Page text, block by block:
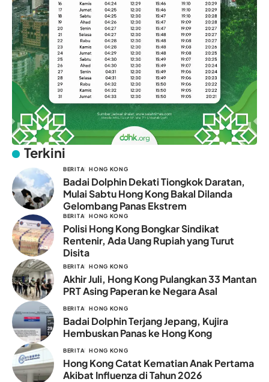
Terkini
BERITA HONG KONG
Badai Dolphin Dekati Tiongkok Daratan,
Mulai Sabtu Hong Kong Bakal Dilanda
Gelombang Panas Ekstrem
BERITA HONG KONG
Polisi Hong Kong Bongkar Sindikat
Rentenir, Ada Uang Rupiah yang Turut
Disita
BERITA HONG KONG
Akhir Juli, Hong Kong Pulangkan 33 Mantan
PRT Asing Paperan ke Negara Asal
BERITA HONG KONG
Badai Dolphin Terjang Jepang, Kujira
Hembuskan Panas ke Hong Kong
BERITA HONG KONG
Hong Kong Catat Kematian Anak Pertama
Akibat Influenza di Tahun 2026